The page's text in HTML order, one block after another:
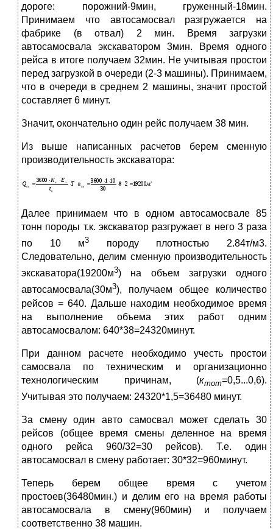
дороге: порожний-9мин, груженный-18мин.
Принимаем что автосамосвал разгружается на
фабрике (в отвал) 2 мин. Время загрузки
автосамосвала экскаватором 3мин. Время одного
рейса в итоге получаем 32мин. Не учитывая простои
перед загрузкой в очереди (2-3 машины). Принимаем,
что в очереди в среднем 2 машины, значит простой
составляет 6 минут.
Значит, окончательно один рейс получаем 38 мин.
Из выше написанных расчетов берем сменную
производительность экскаватора:
Далее принимаем что в одном автосамосвале 85
тонн породы т.к. экскаватор разгружает в него 3 раза
по 10 м3 породу плотностью 2.84т/м3.
Следовательно, делим сменную производительность
экскаватора(19200м3) на объем загрузки одного
автосамосвала(30м3), получаем общее количество
рейсов = 640. Дальше находим необходимое время
на выполнение объема этих работ одним
автосамосвалом: 640*38=24320минут.
При данном расчете необходимо учесть простои
самосвала по техническим и организационно
технологическим причинам, (ктот=0,5...0,6).
Учитывая это получаем: 24320*1,5=36480 минут.
За смену один авто самосвал может сделать 30
рейсов (общее время смены деленное на время
одного рейса 960/32=30 рейсов). Т.е. один
автосамосвал в смену работает: 30*32=960минут.
Теперь берем общее время с учетом
простоев(36480мин.) и делим его на время работы
автосамосвала в смену(960мин) и получаем
соответственно 38 машин.